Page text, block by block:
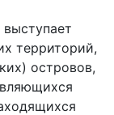
территорий,
островов,